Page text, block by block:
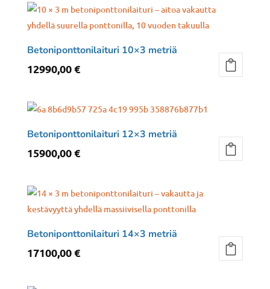
Betoniponttonilaituri 10×3 metriä
12990,00€
Betoniponttonilaituri 12×3 metriä
15900,00€
Betoniponttonilaituri 14×3 metriä
17100,00€